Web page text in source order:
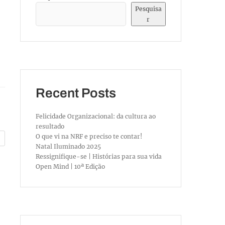
Pesquisa
r
Recent Posts
Felicidade Organizacional: da cultura ao
resultado
O que vi na NRF e preciso te contar!
Natal Iluminado 2025
Ressignifique-se | Histórias para sua vida
Open Mind | 10ª Edição